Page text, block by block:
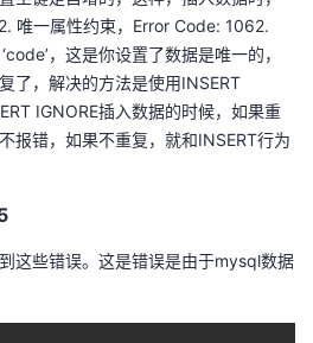
唯一属性约束，Error Code: 1062.
，这是你设置了数据是唯一的，
了，解决的方法是使用INSERT
IGNORE插入数据的时候，如果重
报错，如果不重复，就和INSERT行为
这些错误。这是错误是由于mysql数据